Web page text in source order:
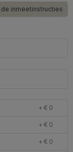
inmeetinstructies
+ € 0
+ € 0
+ € 0